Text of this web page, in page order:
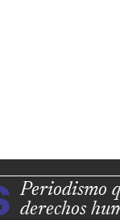
Periodismo
derechos